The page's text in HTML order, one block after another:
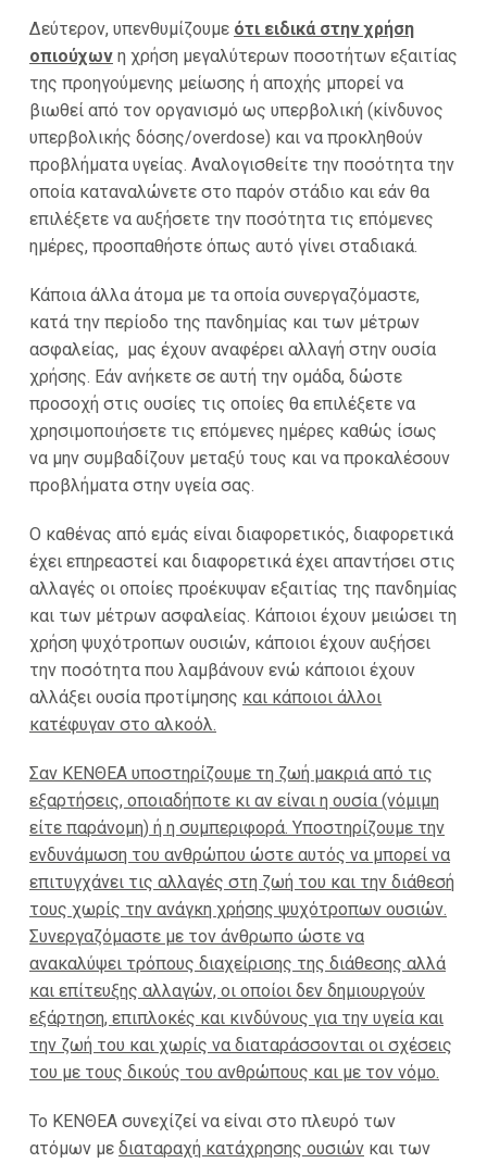
Δεύτερον, υπενθυμίζουμε ότι ειδικά στην χρήση
οπιούχων η χρήση μεγαλύτερων ποσοτήτων εξαιτίας
της προηγούμενης μείωσης ή αποχής μπορεί να
βιωθεί από τον οργανισμό ως υπερβολική (κίνδυνος
υπερβολικής δόσης/overdose) και να προκληθούν
προβλήματα υγείας. Αναλογισθείτε την ποσότητα την
οποία καταναλώνετε στο παρόν στάδιο και εάν θα
επιλέξετε να αυξήσετε την ποσότητα τις επόμενες
ημέρες, προσπαθήστε όπως αυτό γίνει σταδιακά.
Κάποια άλλα άτομα με τα οποία συνεργαζόμαστε,
κατά την περίοδο της πανδημίας και των μέτρων
ασφαλείας, μας έχουν αναφέρει αλλαγή στην ουσία
χρήσης. Εάν ανήκετε σε αυτή την ομάδα, δώστε
προσοχή στις ουσίες τις οποίες θα επιλέξετε να
χρησιμοποιήσετε τις επόμενες ημέρες καθώς ίσως
να μην συμβαδίζουν μεταξύ τους και να προκαλέσουν
προβλήματα στην υγεία σας.
Ο καθένας από εμάς είναι διαφορετικός, διαφορετικά
έχει επηρεαστεί και διαφορετικά έχει απαντήσει στις
αλλαγές οι οποίες προέκυψαν εξαιτίας της πανδημίας
και των μέτρων ασφαλείας. Κάποιοι έχουν μειώσει τη
χρήση ψυχότροπων ουσιών, κάποιοι έχουν αυξήσει
την ποσότητα που λαμβάνουν ενώ κάποιοι έχουν
αλλάξει ουσία προτίμησης και κάποιοι άλλοι
κατέφυγαν στο αλκοόλ.
Σαν ΚΕΝΘΕΑ υποστηρίζουμε τη ζωή μακριά από τις
εξαρτήσεις, οποιαδήποτε κι αν είναι η ουσία (νόμιμη
είτε παράνομη) ή η συμπεριφορά. Υποστηρίζουμε την
ενδυνάμωση του ανθρώπου ώστε αυτός να μπορεί να
επιτυγχάνει τις αλλαγές στη ζωή του και την διάθεσή
τους χωρίς την ανάγκη χρήσης ψυχότροπων ουσιών.
Συνεργαζόμαστε με τον άνθρωπο ώστε να
ανακαλύψει τρόπους διαχείρισης της διάθεσης αλλά
και επίτευξης αλλαγών, οι οποίοι δεν δημιουργούν
εξάρτηση, επιπλοκές και κινδύνους για την υγεία και
την ζωή του και χωρίς να διαταράσσονται οι σχέσεις
του με τους δικούς του ανθρώπους και με τον νόμο.
Το ΚΕΝΘΕΑ συνεχίζεί να είναι στο πλευρό των
ατόμων με διαταραχή κατάχρησης ουσιών και των